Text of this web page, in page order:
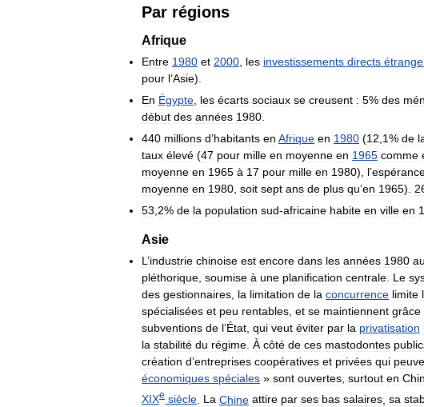
Par régions
Afrique
Entre 1980 et 2000 les investissements directs
pour l’Asie).
En Égypte les écarts sociaux se creusent : 5% des
début des années 1980
440 millions d’habitants en Afrique en 1980 (12 1% de
taux élevé (47 pour mille en moyenne en 1965 comme
moyenne en 1965 à 17 pour mille en 1980), l’
moyenne en 1980 soit sept ans de plus qu’en 1965).
53 2% de la population sud-africaine habite en ville en
Asie
L ’industrie chinoise est encore dans les années 1980
pléthorique soumise à une planification centrale Le
des gestionnaires la limitation de la concurrence limite
spécialisées et peu rentables et se maintiennent grâce
subventions de l’État qui veut éviter par la privatisation
la stabilité du régime À côté de ces mastodontes
création d’entreprises coopératives et privées qui
économiques spéciales » sont ouvertes surtout en
XIXe siècle La Chine attire par ses bas salaires sa